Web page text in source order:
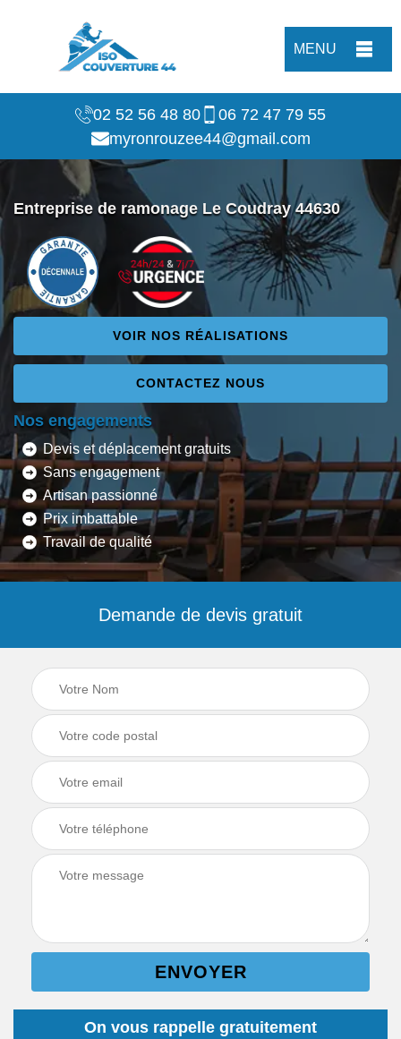
MENU
02 52 56 48 80
06 72 47 79 55
myronrouzee44@gmail.com
Entreprise de ramonage Le Coudray 44630
VOIR NOS RÉALISATIONS
CONTACTEZ NOUS
Nos engagements
Devis et déplacement gratuits
Sans engagement
Artisan passionné
Prix imbattable
Travail de qualité
Demande de devis gratuit
On vous rappelle gratuitement